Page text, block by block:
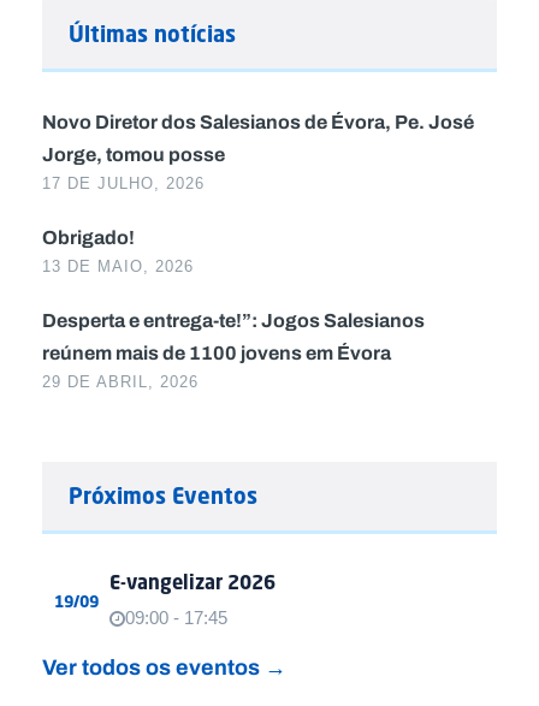
Últimas notícias
Novo Diretor dos Salesianos de Évora, Pe. José
Jorge, tomou posse
17 DE JULHO, 2026
Obrigado!
13 DE MAIO, 2026
Desperta e entrega-te!”: Jogos Salesianos
reúnem mais de 1100 jovens em Évora
29 DE ABRIL, 2026
Próximos Eventos
19/09
E-vangelizar 2026
09:00 - 17:45
Ver todos os eventos →